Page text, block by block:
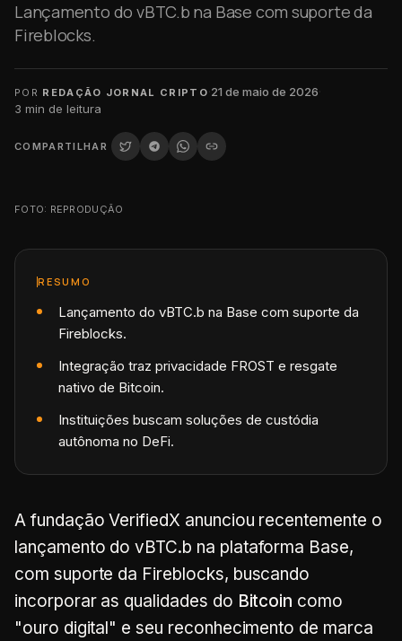
Lançamento do vBTC.b na Base com suporte da
Fireblocks.
POR REDAÇÃO JORNAL CRIPTO·21 de maio de 2026·
3 min de leitura
COMPARTILHAR
FOTO: REPRODUÇÃO
RESUMO
Lançamento do vBTC.b na Base com suporte da
Fireblocks.
Integração traz privacidade FROST e resgate
nativo de Bitcoin.
Instituições buscam soluções de custódia
autônoma no DeFi.
A fundação VerifiedX anunciou recentemente o
lançamento do vBTC.b na plataforma Base,
com suporte da Fireblocks, buscando
incorporar as qualidades do Bitcoin como
"ouro digital" e seu reconhecimento de marca